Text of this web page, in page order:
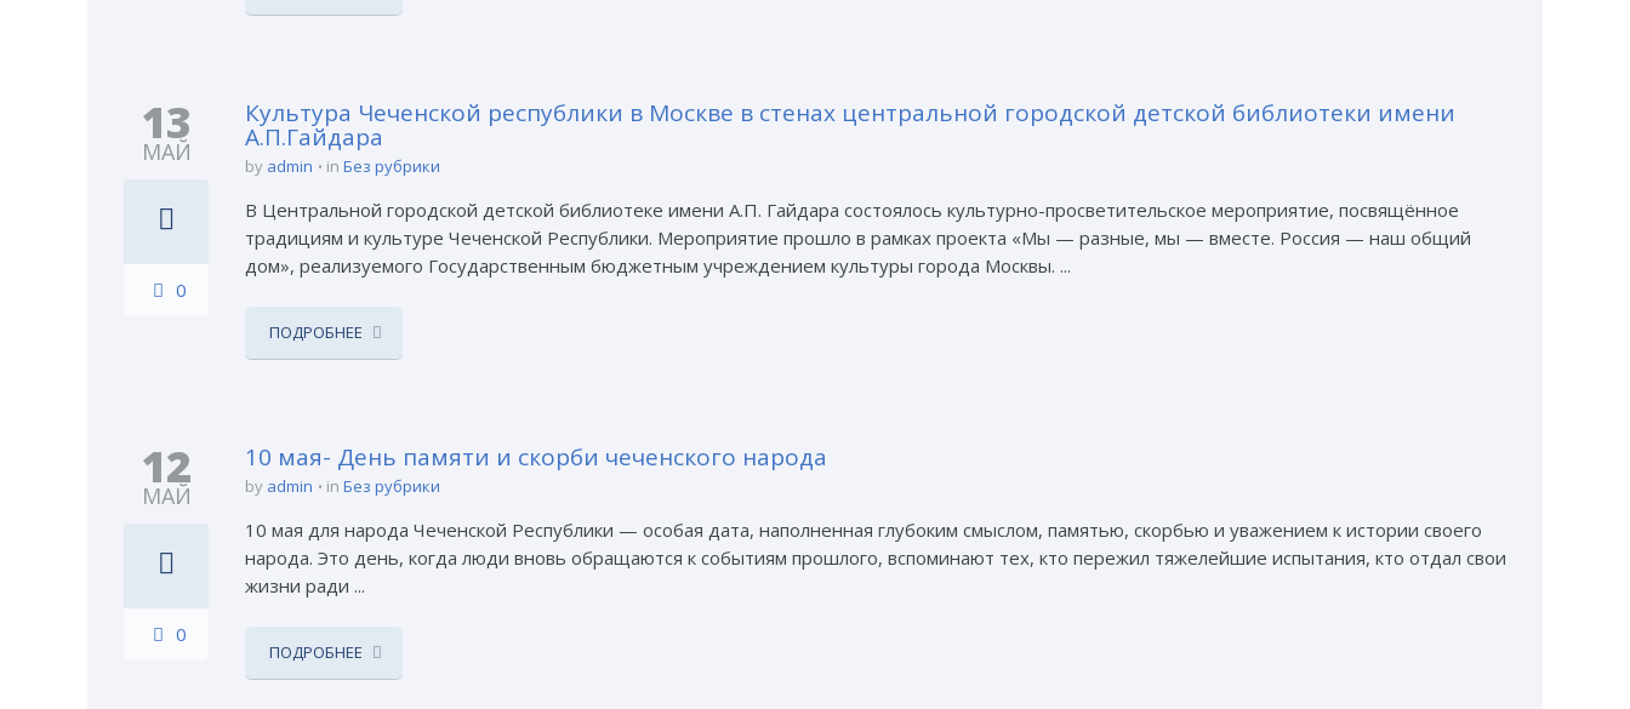
13
МАЙ
0
Культура Чеченской республики в Москве в стенах центральной городской детской библиотеки имени
А.П.Гайдара
by admin in Без рубрики
В Центральной городской детской библиотеке имени А.П. Гайдара состоялось культурно-просветительское мероприятие, посвящённое
традициям и культуре Чеченской Республики. Мероприятие прошло в рамках проекта «Мы — разные, мы — вместе. Россия — наш общий
дом», реализуемого Государственным бюджетным учреждением культуры города Москвы. ...
ПОДРОБНЕЕ
12
МАЙ
0
10 мая- День памяти и скорби чеченского народа
by admin in Без рубрики
10 мая для народа Чеченской Республики — особая дата, наполненная глубоким смыслом, памятью, скорбью и уважением к истории своего
народа. Это день, когда люди вновь обращаются к событиям прошлого, вспоминают тех, кто пережил тяжелейшие испытания, кто отдал свои
жизни ради ...
ПОДРОБНЕЕ